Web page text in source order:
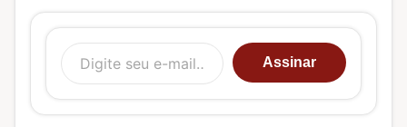
Digite seu e-mail…
Assinar